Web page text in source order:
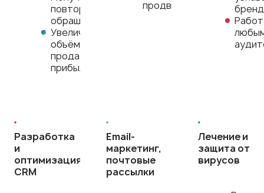
повторные
обращения
Увеличивайте
объём
продаж и
прибыль
продвижения
Разработка
и
оптимизация
CRM
Email-
маркетинг,
почтовые
рассылки
Лечение и
защита от
вирусов